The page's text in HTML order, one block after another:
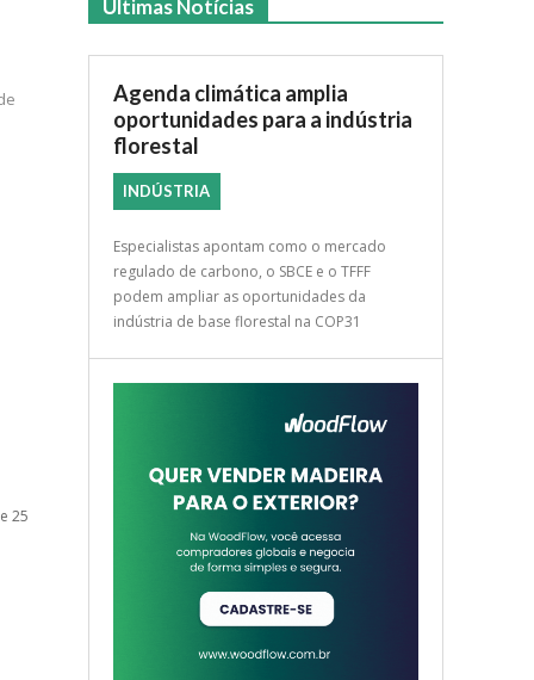
25
Últimas Notícias
Agenda climática amplia
oportunidades para a indústria
florestal
INDÚSTRIA
Especialistas apontam como o mercado
regulado de carbono, o SBCE e o TFFF
podem ampliar as oportunidades da
indústria de base florestal na COP31